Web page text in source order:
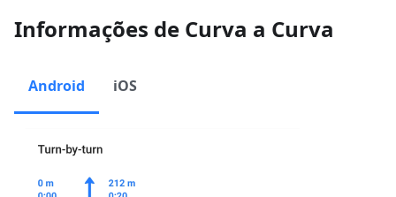
Informações de Curva a Curva
Android iOS